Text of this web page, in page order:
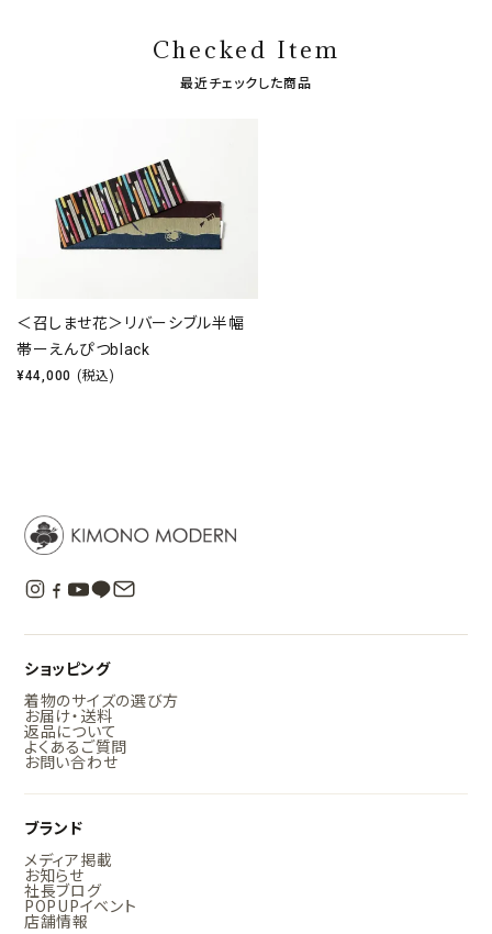
Checked Item
最近チェックした商品
＜召しませ花＞リバーシブル半幅
帯ーえんぴつblack
¥44,000 (税込)
ショッピング
着物のサイズの選び方
お届け・送料
返品について
よくあるご質問
お問い合わせ
ブランド
メディア掲載
お知らせ
社長ブログ
POPUPイベント
店舗情報